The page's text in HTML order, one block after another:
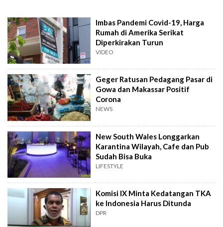
Imbas Pandemi Covid-19, Harga
Rumah di Amerika Serikat
Diperkirakan Turun
VIDEO
Geger Ratusan Pedagang Pasar di
Gowa dan Makassar Positif
Corona
NEWS
New South Wales Longgarkan
Karantina Wilayah, Cafe dan Pub
Sudah Bisa Buka
LIFESTYLE
Komisi IX Minta Kedatangan TKA
ke Indonesia Harus Ditunda
DPR